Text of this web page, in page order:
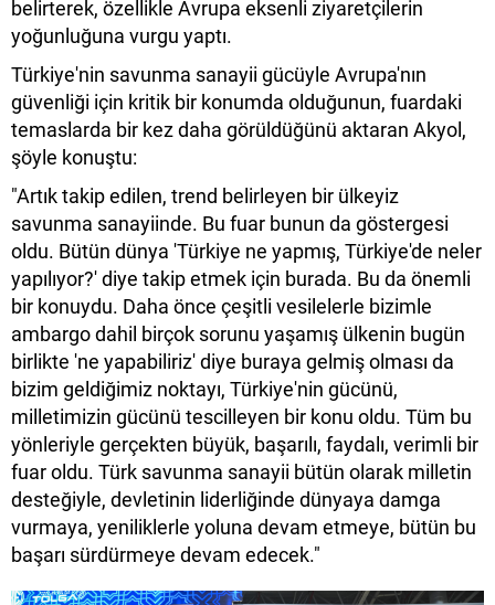
belirterek, özellikle Avrupa eksenli ziyaretçilerin
yoğunluğuna vurgu yaptı.
Türkiye'nin savunma sanayii gücüyle Avrupa'nın
güvenliği için kritik bir konumda olduğunun, fuardaki
temaslarda bir kez daha görüldüğünü aktaran Akyol,
şöyle konuştu:
"Artık takip edilen, trend belirleyen bir ülkeyiz
savunma sanayiinde. Bu fuar bunun da göstergesi
oldu. Bütün dünya 'Türkiye ne yapmış, Türkiye'de neler
yapılıyor?' diye takip etmek için burada. Bu da önemli
bir konuydu. Daha önce çeşitli vesilelerle bizimle
ambargo dahil birçok sorunu yaşamış ülkenin bugün
birlikte 'ne yapabiliriz' diye buraya gelmiş olması da
bizim geldiğimiz noktayı, Türkiye'nin gücünü,
milletimizin gücünü tescilleyen bir konu oldu. Tüm bu
yönleriyle gerçekten büyük, başarılı, faydalı, verimli bir
fuar oldu. Türk savunma sanayii bütün olarak milletin
desteğiyle, devletinin liderliğinde dünyaya damga
vurmaya, yeniliklerle yoluna devam etmeye, bütün bu
başarı sürdürmeye devam edecek."